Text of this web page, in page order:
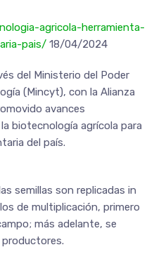
agricola-herramienta-
pais/18/04/2024
del Ministerio del Poder
(Mincyt), con la Alianza
avances
biotecnología agrícola para
del país.
semillas son replicadas in
de multiplicación, primero
más adelante, se